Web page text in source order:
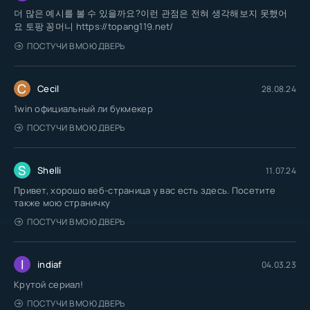
더 많은 예시를 볼 수 있을까요?이런 관점은 전혀 생각해보지 못했어
요 토팡 꽁머니 https://topang119.net/
ПОСТУЧИ В МОЮ ДВЕРЬ
C Cecil 28.08.24
1win официальный ли букмекер
ПОСТУЧИ В МОЮ ДВЕРЬ
S Shelli 11.07.24
Привет, хорошо веб-страница у вас есть здесь. Посетите
также мою страничку
ПОСТУЧИ В МОЮ ДВЕРЬ
I indiaf 04.03.23
Крутой сериал!
ПОСТУЧИ В МОЮ ДВЕРЬ